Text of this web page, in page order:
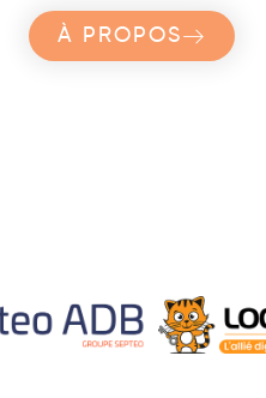
À PROPOS